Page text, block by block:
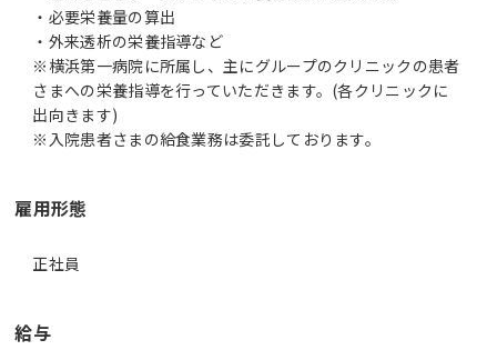
・必要栄養量の算出
・外来透析の栄養指導など
※横浜第一病院に所属し、主にグループのクリニックの患者
さまへの栄養指導を行っていただきます。(各クリニックに
出向きます)
※入院患者さまの給食業務は委託しております。
雇用形態
正社員
給与